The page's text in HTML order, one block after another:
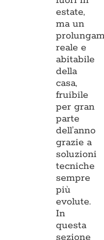
estate,
ma un
reale e
abitabile
della
casa,
fruibile
per gran
parte
dell’anno
grazie a
soluzioni
tecniche
sempre
più
evolute.
In
questa
sezione